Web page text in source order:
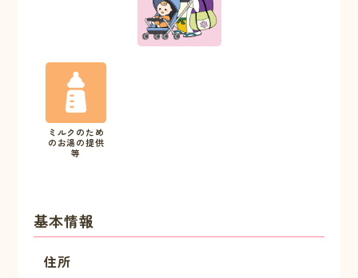
ミルクのため
のお湯の提供
等
基本情報
住所